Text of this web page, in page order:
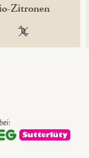
Zitronen
100 %